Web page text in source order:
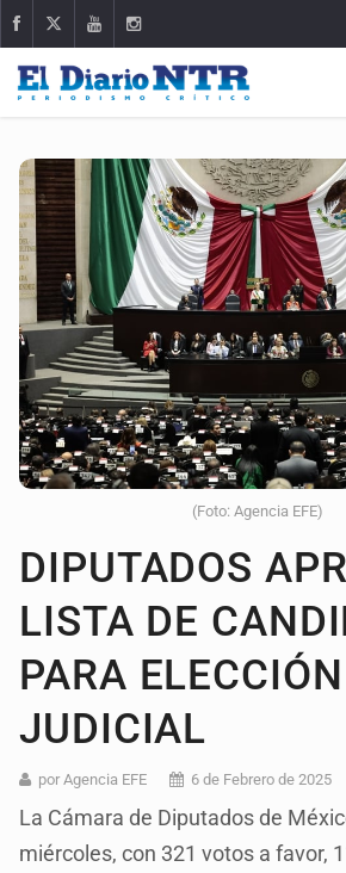
(Foto: Agencia EFE)
DIPUTADOS
LISTA DE
PARA ELECCIÓN
JUDICIAL
por Agencia EFE 6 de Febrero de 2025
La Cámara de Diputados de
miércoles, con 321 votos a favor,